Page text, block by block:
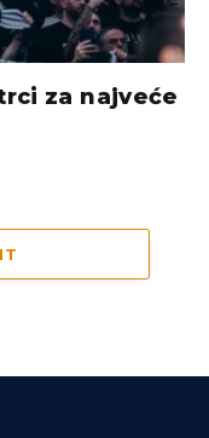
za najveće